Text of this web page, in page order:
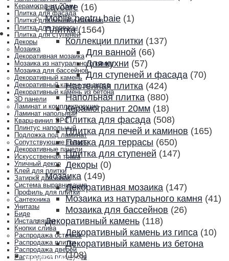
Керамогранит 20мм
Плитка для фасада
Плитка для печей и каминов
Плитка для террасы
Плитка для ступеней
Декоры
Мозаика
Декоративная мозаика
Мозаика из натурального камня
Мозаика для бассейнов
Декоративный камень
Декоративный камень из гипса
Декоративный камень из бетона
3D панели
Ламинат и комплектующие
Ламинат напольный
Кварц-винил SPC
Плинтус напольный
Подложка под ламинат
Сопутствующие товары
Декоративные панели
Искусственная трава
Уличный декор
Клей для плитки
Затирка для швов
Система выравнивания
Профиль для плитки
Сантехника
Унитазы
Биде
Инсталляции
Кнопки слива
Распродажа остатков
Распродажа плитки
Распродажа дверей
Распродажа плинтусов
Акции и скидки
Lavoare (16)
Mobila pentru baie (1)
Плитка (1564)
Коллекции плитки (137)
Для ванной (66)
Для кухни (57)
Для ступеней и фасада (70)
Настенная плитка (424)
Напольная плитка (880)
Керамогранит 20мм (18)
Плитка для фасада (508)
Плитка для печей и каминов (165)
Плитка для террасы (650)
Плитка для ступеней (147)
Декоры (0)
Мозаика (149)
Декоративная мозаика (147)
Мозаика из натурального камня (41)
Мозаика для бассейнов (26)
Декоративный камень (118)
Декоративный камень из гипса (10)
Декоративный камень из бетона
(108)